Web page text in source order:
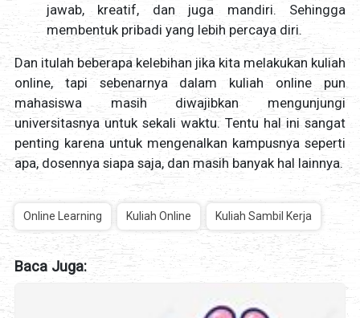
jawab, kreatif, dan juga mandiri. Sehingga
membentuk pribadi yang lebih percaya diri.
Dan itulah beberapa kelebihan jika kita melakukan kuliah
online, tapi sebenarnya dalam kuliah online pun
mahasiswa masih diwajibkan mengunjungi
universitasnya untuk sekali waktu. Tentu hal ini sangat
penting karena untuk mengenalkan kampusnya seperti
apa, dosennya siapa saja, dan masih banyak hal lainnya.
Online Learning Kuliah Online Kuliah Sambil Kerja
Baca Juga: